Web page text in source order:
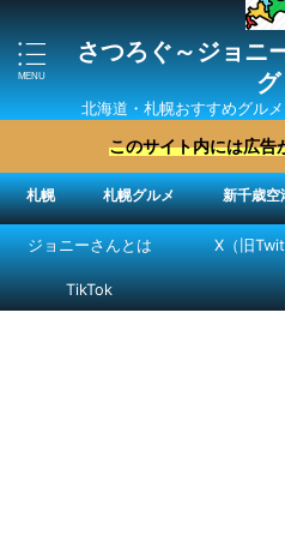
さつろぐ～ジョニ
グ
北海道・札幌おすすめグル
略法を紹介 ″ジョ
このサイト内には広告
札幌 札幌グルメ 新千歳空
ジョニーさんとは X（旧
TikTok